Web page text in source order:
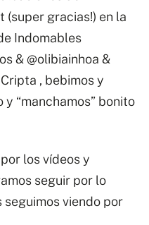
(super gracias!) en la
Indomables
&@olibiainhoa &
, bebimos y
“manchamos” bonito
por los vídeos y
seguir por lo
seguimos viendo por